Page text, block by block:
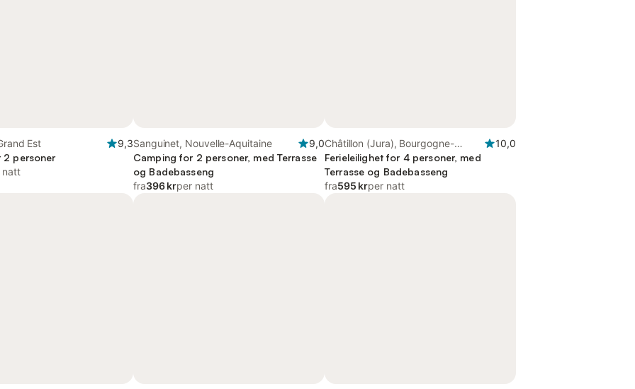
Est
9,3
2 personer
natt
Sanguinet, Nouvelle-Aquitaine
9,0
Camping for 2 personer, med Terrasse
og Badebasseng
fra396 krper natt
Châtillon (Jura), Bourgogne-
Franche-Comté
10,0
Ferieleilighet for 4 personer, med
Terrasse og Badebasseng
fra595 krper natt